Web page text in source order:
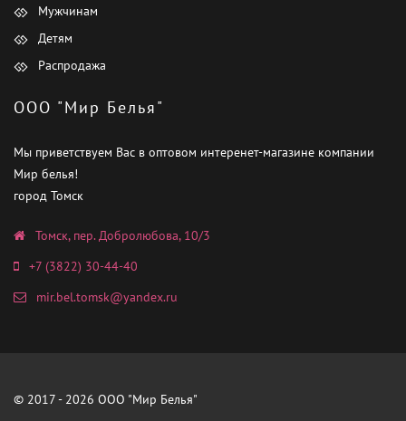
Мужчинам
Детям
Распродажа
ООО "Мир Белья"
Мы приветствуем Вас в оптовом интеренет-магазине компании
Мир белья!
город Томск
Томск, пер. Добролюбова, 10/3
+7 (3822) 30-44-40
mir.bel.tomsk@yandex.ru
© 2017 - 2026 ООО "Мир Белья"